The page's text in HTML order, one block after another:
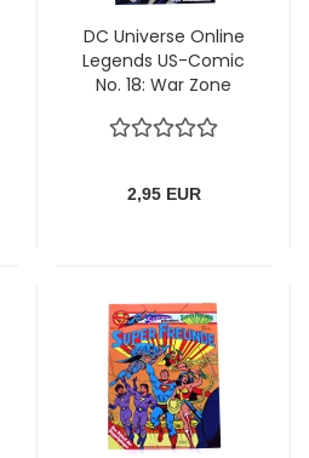
DC Universe Online
Legends US-Comic
No. 18: War Zone
2,95 EUR